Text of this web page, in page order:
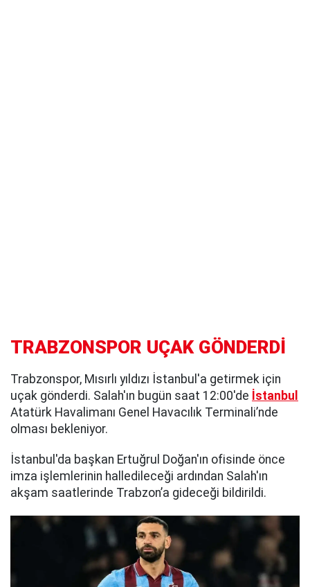
TRABZONSPOR UÇAK GÖNDERDİ
Trabzonspor, Mısırlı yıldızı İstanbul'a getirmek için
uçak gönderdi. Salah'ın bugün saat 12:00'de İstanbul
Atatürk Havalimanı Genel Havacılık Terminali’nde
olması bekleniyor.
İstanbul'da başkan Ertuğrul Doğan'ın ofisinde önce
imza işlemlerinin halledileceği ardından Salah'ın
akşam saatlerinde Trabzon’a gideceği bildirildi.